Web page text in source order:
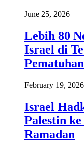
June 25, 2026
Lebih 80
Israel di
February 19, 2026
Israel
Palestin
Ramadan